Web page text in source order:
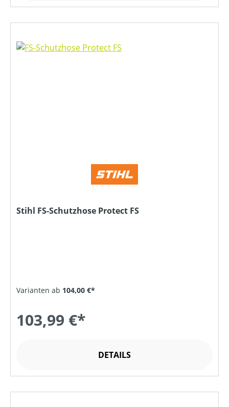
Stihl FS-Schutzhose Protect FS
Varianten ab 104,00 €*
103,99 €*
DETAILS